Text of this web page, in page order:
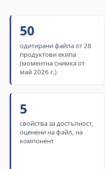
50
одитирани файла от 28
продуктови екипа
(моментна снимка от
май 2026 г.)
5
свойства за достъпност,
оценени на файл, на
компонент